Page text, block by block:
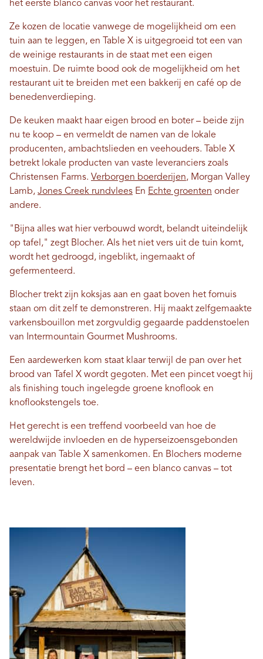
het eerste blanco canvas voor het restaurant.
Ze kozen de locatie vanwege de mogelijkheid om een ​​
tuin aan te leggen, en Table X is uitgegroeid tot een van
de weinige restaurants in de staat met een eigen
moestuin. De ruimte bood ook de mogelijkheid om het
restaurant uit te breiden met een bakkerij en café op de
benedenverdieping.
De keuken maakt haar eigen brood en boter – beide zijn
nu te koop – en vermeldt de namen van de lokale
producenten, ambachtslieden en veehouders. Table X
betrekt lokale producten van vaste leveranciers zoals
Christensen Farms. Verborgen boerderijen, Morgan Valley
Lamb, Jones Creek rundvlees En Echte groenten onder
andere.
"Bijna alles wat hier verbouwd wordt, belandt uiteindelijk
op tafel," zegt Blocher. Als het niet vers uit de tuin komt,
wordt het gedroogd, ingeblikt, ingemaakt of
gefermenteerd.
Blocher trekt zijn koksjas aan en gaat boven het fornuis
staan ​​om dit zelf te demonstreren. Hij maakt zelfgemaakte
varkensbouillon met zorgvuldig gegaarde paddenstoelen
van Intermountain Gourmet Mushrooms.
Een aardewerken kom staat klaar terwijl de pan over het
brood van Tafel X wordt gegoten. Met een pincet voegt hij
als finishing touch ingelegde groene knoflook en
knoflookstengels toe.
Het gerecht is een treffend voorbeeld van hoe de
wereldwijde invloeden en de hyperseizoensgebonden
aanpak van Table X samenkomen. En Blochers moderne
presentatie brengt het bord – een blanco canvas – tot
leven.